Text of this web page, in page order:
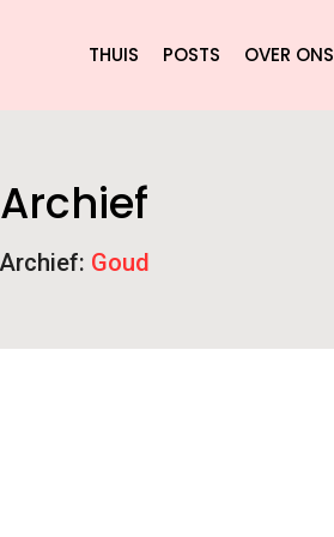
THUIS POSTS OVER ONS
Archief
Archief: Goud